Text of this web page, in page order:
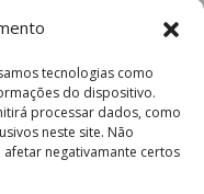
tecnologias como
do dispositivo.
processar dados, como
neste site. Não
negativamante certos